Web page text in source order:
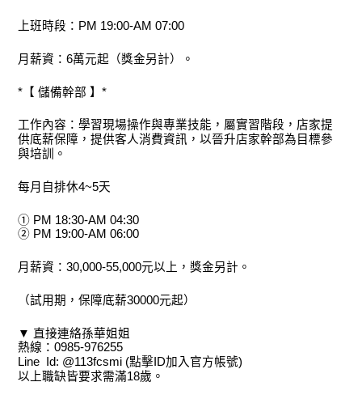
上班時段：PM 19:00-AM 07:00
月薪資：6萬元起（獎金另計）。
*【 儲備幹部 】*
工作內容：學習現場操作與專業技能，屬實習階段，店家提
供底薪保障，提供客人消費資訊，以晉升店家幹部為目標參
與培訓。
每月自排休4~5天
① PM 18:30-AM 04:30
② PM 19:00-AM 06:00
月薪資：30,000-55,000元以上，獎金另計。
（試用期，保障底薪30000元起）
▼ 直接連絡孫華姐姐
熱線：0985-976255
Line Id: @113fcsmi (點擊ID加入官方帳號)
以上職缺皆要求需滿18歲。